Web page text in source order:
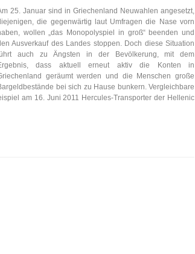
25. Januar sind in Griechenland Neuwahlen angesetzt,
die gegenwärtig laut Umfragen die Nase vorn
wollen „das Monopolyspiel in groß“ beenden und
Ausverkauf des Landes stoppen. Doch diese Situation
auch zu Ängsten in der Bevölkerung, mit dem
dass aktuell erneut aktiv die Konten in
geräumt werden und die Menschen große
bei sich zu Hause bunkern. Vergleichbare
am 16. Juni 2011 Hercules-Transporter der Hellenic